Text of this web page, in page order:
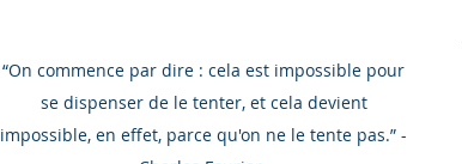
“On commence par dire : cela est impossible pour
se dispenser de le tenter, et cela devient
impossible, en effet, parce qu'on ne le tente pas.” -